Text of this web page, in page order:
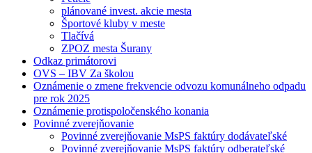
plánované invest. akcie mesta
Športové kluby v meste
Tlačívá
ZPOZ mesta Šurany
Odkaz primátorovi
OVS – IBV Za školou
Oznámenie o zmene frekvencie odvozu komunálneho odpadu
pre rok 2025
Oznámenie protispoločenského konania
Povinné zverejňovanie
Povinné zverejňovanie MsPS faktúry dodávateľské
Povinné zverejňovanie MsPS faktúry odberateľské